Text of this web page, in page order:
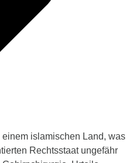
islamischen Land, was
Rechtsstaat ungefähr